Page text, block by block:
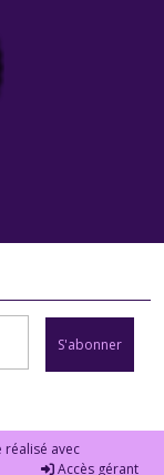
S'abonner
réalisé avec
Accès gérant